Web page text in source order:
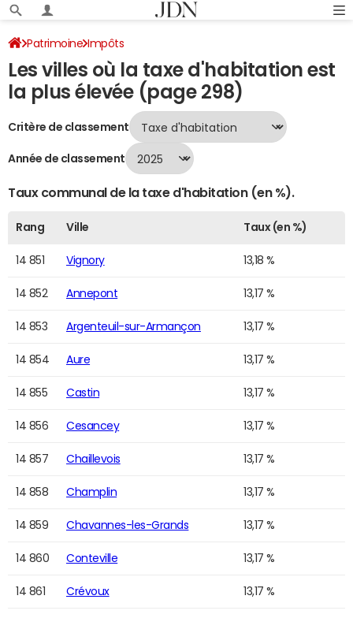
Patrimoine Impôts
Villes où la taxe d'habitation est la plus élevée Page 298
Les villes où la taxe d'habitation est
la plus élevée (page 298)
Critère de classement
Année de classement
Taux communal de la taxe d'habitation (en %).
Rang Ville Taux (en %)
14 851 Vignory 13,18 %
14 852 Annepont 13,17 %
14 853 Argenteuil-sur-Armançon 13,17 %
14 854 Aure 13,17 %
14 855 Castin 13,17 %
14 856 Cesancey 13,17 %
14 857 Chaillevois 13,17 %
14 858 Champlin 13,17 %
14 859 Chavannes-les-Grands 13,17 %
14 860 Conteville 13,17 %
14 861 Crévoux 13,17 %